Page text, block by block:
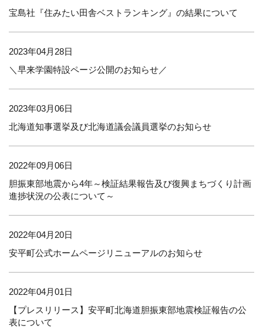
宝島社『住みたい田舎ベストランキング』の結果について
2023年04月28日
＼早来学園特設ページ公開のお知らせ／
2023年03月06日
北海道知事選挙及び北海道議会議員選挙のお知らせ
2022年09月06日
胆振東部地震から4年～検証結果報告及び復興まちづくり計画
進捗状況の公表について～
2022年04月20日
安平町公式ホームページリニューアルのお知らせ
2022年04月01日
【プレスリリース】安平町北海道胆振東部地震検証報告の公
表について